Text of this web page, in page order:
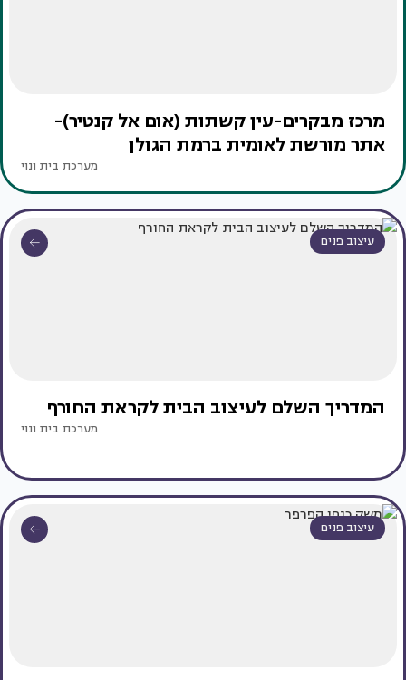
מרכז מבקרים-עין קשתות (אום אל קנטיר)-
אתר מורשת לאומית ברמת הגולן
מערכת בית ונוי
עיצוב פנים
המדריך השלם לעיצוב הבית לקראת החורף
מערכת בית ונוי
עיצוב פנים